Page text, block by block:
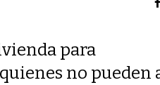
para
no pueden